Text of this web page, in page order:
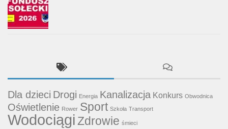
Dla dzieci Drogi Energia Kanalizacja Konkurs Obwodnica
Oświetlenie Rower Sport Szkoła Transport
WodociągiZdrowie śmieci